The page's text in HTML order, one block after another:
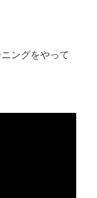
ングをやって